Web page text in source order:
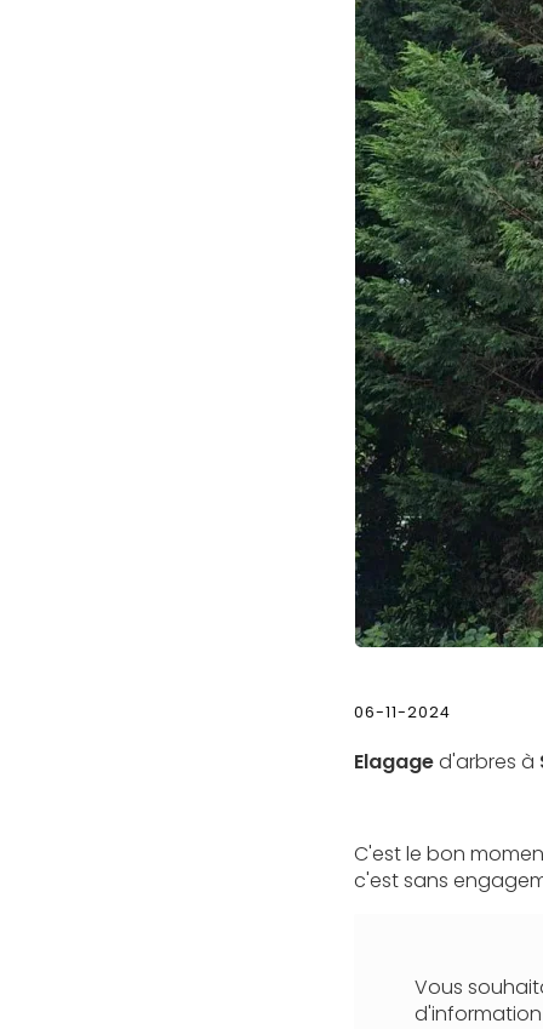
06-11-2024
Elagaged'arbres à
C'est le bon
c'est sans
Vous